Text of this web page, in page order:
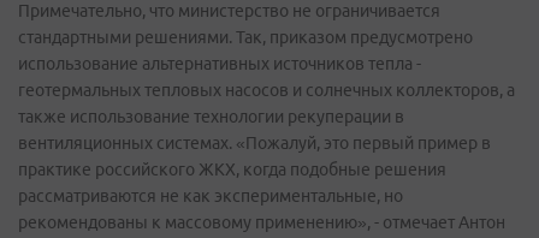
Примечательно, что министерство не ограничивается
стандартными решениями. Так, приказом предусмотрено
использование альтернативных источников тепла -
геотермальных тепловых насосов и солнечных коллекторов, а
также использование технологии рекуперации в
вентиляционных системах. «Пожалуй, это первый пример в
практике российского ЖКХ, когда подобные решения
рассматриваются не как экспериментальные, но
рекомендованы к массовому применению», - отмечает Антон